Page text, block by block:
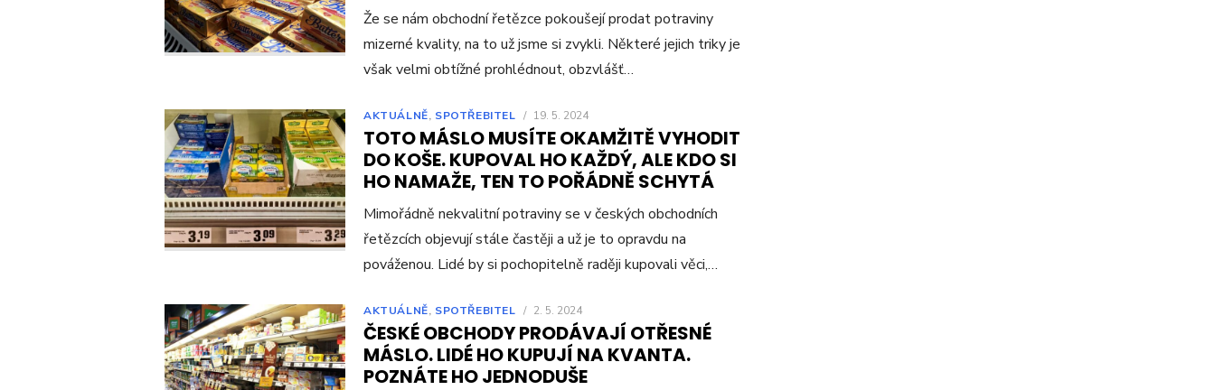
Že se nám obchodní řetězce pokoušejí prodat potraviny
mizerné kvality, na to už jsme si zvykli. Některé jejich triky je
však velmi obtížné prohlédnout, obzvlášť…
AKTUÁLNĚ, SPOTŘEBITEL / 19. 5. 2024
TOTO MÁSLO MUSÍTE OKAMŽITĚ VYHODIT
DO KOŠE. KUPOVAL HO KAŽDÝ, ALE KDO SI
HO NAMAŽE, TEN TO POŘÁDNĚ SCHYTÁ
Mimořádně nekvalitní potraviny se v českých obchodních
řetězcích objevují stále častěji a už je to opravdu na
pováženou. Lidé by si pochopitelně raději kupovali věci,…
AKTUÁLNĚ, SPOTŘEBITEL / 2. 5. 2024
ČESKÉ OBCHODY PRODÁVAJÍ OTŘESNÉ
MÁSLO. LIDÉ HO KUPUJÍ NA KVANTA.
POZNÁTE HO JEDNODUŠE